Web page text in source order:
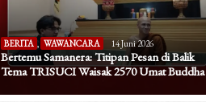
BERITA WAWANCARA 14 Juni 2026
Bertemu Samanera: Titipan Pesan di Balik
Tema TRISUCI Waisak 2570 Umat Buddha